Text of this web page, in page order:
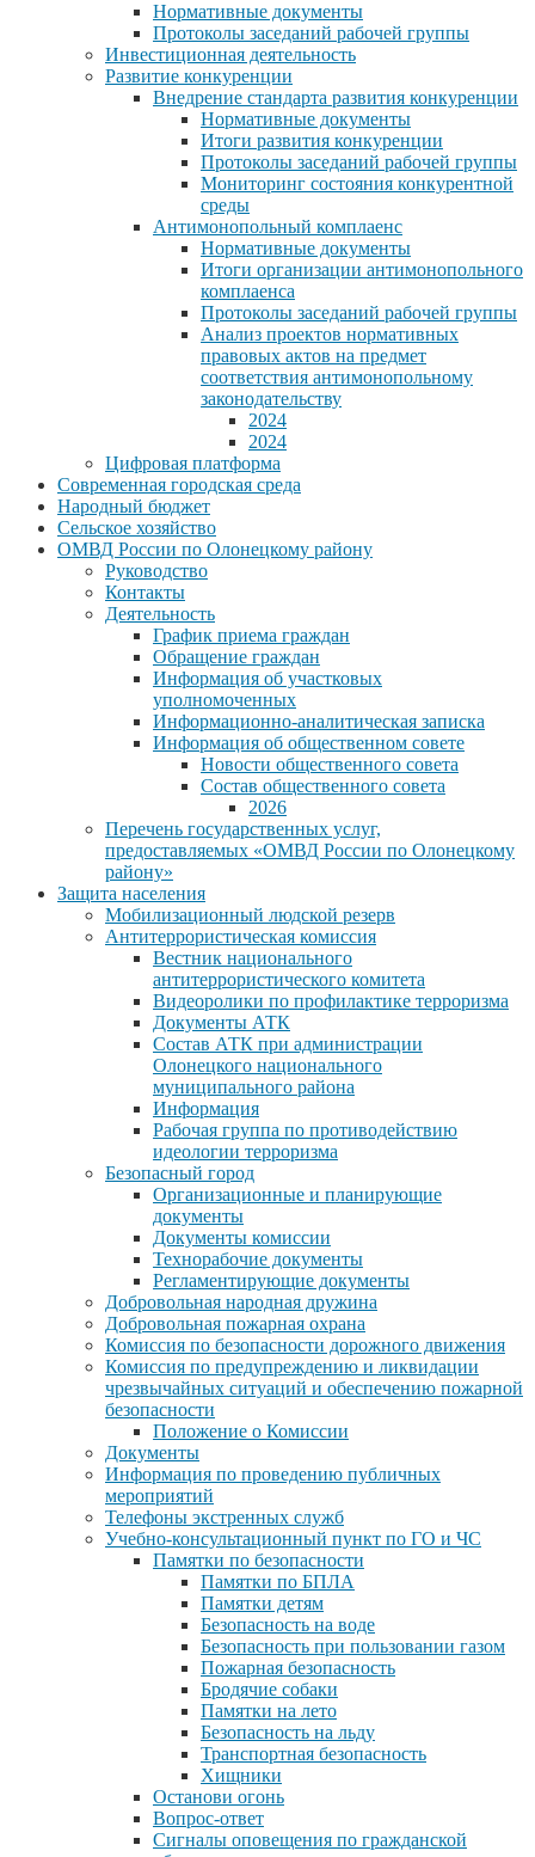
Нормативные документы
Протоколы заседаний рабочей группы
Инвестиционная деятельность
Развитие конкуренции
Внедрение стандарта развития конкуренции
Нормативные документы
Итоги развития конкуренции
Протоколы заседаний рабочей группы
Мониторинг состояния конкурентной
среды
Антимонопольный комплаенс
Нормативные документы
Итоги организации антимонопольного
комплаенса
Протоколы заседаний рабочей группы
Анализ проектов нормативных
правовых актов на предмет
соответствия антимонопольному
законодательству
2024
2024
Цифровая платформа
Современная городская среда
Народный бюджет
Сельское хозяйство
ОМВД России по Олонецкому району
Руководство
Контакты
Деятельность
График приема граждан
Обращение граждан
Информация об участковых
уполномоченных
Информационно-аналитическая записка
Информация об общественном совете
Новости общественного совета
Состав общественного совета
2026
Перечень государственных услуг,
предоставляемых «ОМВД России по Олонецкому
району»
Защита населения
Мобилизационный людской резерв
Антитеррористическая комиссия
Вестник национального
антитеррористического комитета
Видеоролики по профилактике терроризма
Документы АТК
Состав АТК при администрации
Олонецкого национального
муниципального района
Информация
Рабочая группа по противодействию
идеологии терроризма
Безопасный город
Организационные и планирующие
документы
Документы комиссии
Технорабочие документы
Регламентирующие документы
Добровольная народная дружина
Добровольная пожарная охрана
Комиссия по безопасности дорожного движения
Комиссия по предупреждению и ликвидации
чрезвычайных ситуаций и обеспечению пожарной
безопасности
Положение о Комиссии
Документы
Информация по проведению публичных
мероприятий
Телефоны экстренных служб
Учебно-консультационный пункт по ГО и ЧС
Памятки по безопасности
Памятки по БПЛА
Памятки детям
Безопасность на воде
Безопасность при пользовании газом
Пожарная безопасность
Бродячие собаки
Памятки на лето
Безопасность на льду
Транспортная безопасность
Хищники
Останови огонь
Вопрос-ответ
Сигналы оповещения по гражданской